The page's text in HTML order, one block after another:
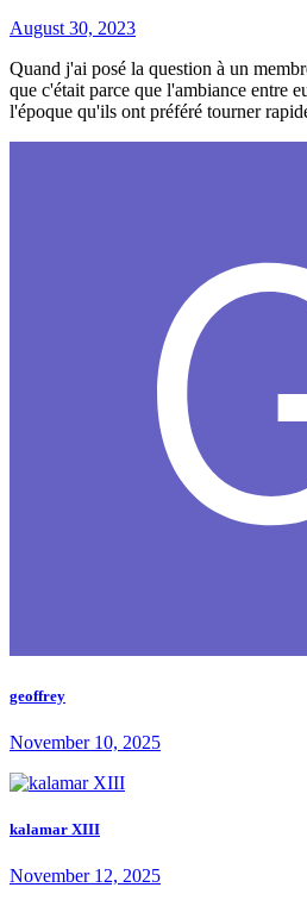
August 30, 2023
Quand j'ai posé la question à un
que c'était parce que l'ambiance entre
l'époque qu'ils ont préféré tourner
geoffrey
November 10, 2025
kalamar XIII
November 12, 2025